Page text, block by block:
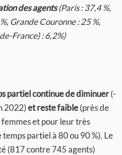
des agents(Paris : 37,4 %,
Grande Couronne : 25 %,
France) : 6,2%)
partiel continue de diminuer(-
2022)et reste faible(près de
et pour leur très
partiel à 80 ou 90 %). Le
(817 contre 745 agents)